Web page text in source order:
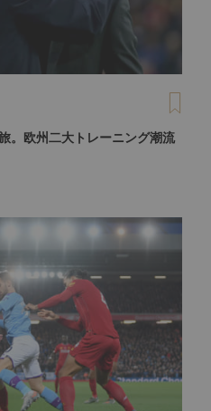
。欧州二大トレーニング潮流